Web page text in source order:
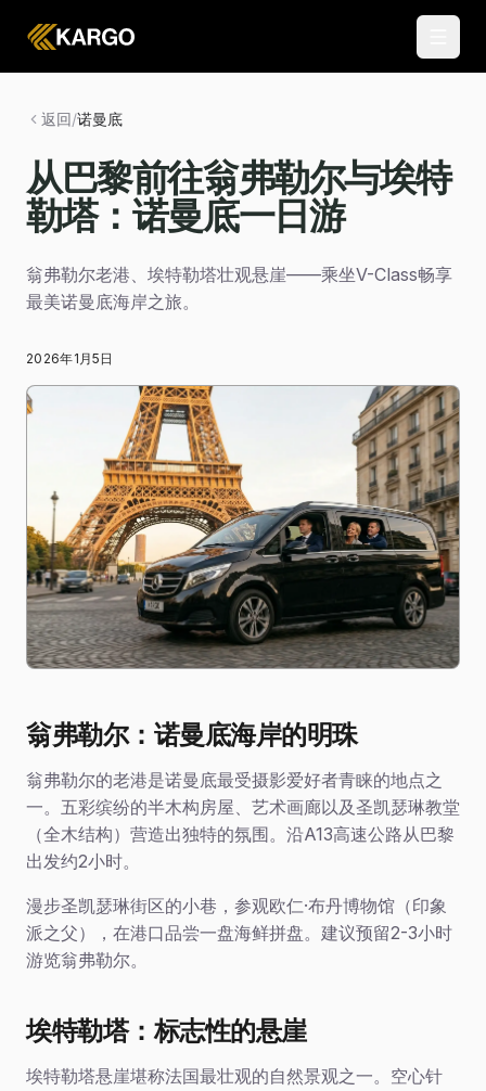
返回/诺曼底
从巴黎前往翁弗勒尔与埃特
勒塔：诺曼底一日游
翁弗勒尔老港、埃特勒塔壮观悬崖——乘坐V-Class畅享
最美诺曼底海岸之旅。
2026年1月5日
翁弗勒尔：诺曼底海岸的明珠
翁弗勒尔的老港是诺曼底最受摄影爱好者青睐的地点之
一。五彩缤纷的半木构房屋、艺术画廊以及圣凯瑟琳教堂
（全木结构）营造出独特的氛围。沿A13高速公路从巴黎
出发约2小时。
漫步圣凯瑟琳街区的小巷，参观欧仁·布丹博物馆（印象
派之父），在港口品尝一盘海鲜拼盘。建议预留2-3小时
游览翁弗勒尔。
埃特勒塔：标志性的悬崖
埃特勒塔悬崖堪称法国最壮观的自然景观之一。空心针